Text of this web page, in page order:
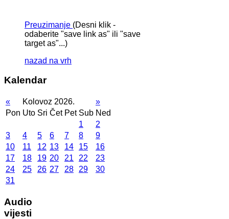
Preuzimanje (Desni klik -
odaberite "save link as" ili "save
target as"...)
nazad na vrh
Kalendar
« Kolovoz 2026.
»
Pon Uto Sri Čet Pet Sub Ned
1
2
3
4 5 6 7 8
9
10
11 12 13 14 15
16
17
18 19 20 21 22
23
24
25 26 27 28 29
30
31
Audio
vijesti